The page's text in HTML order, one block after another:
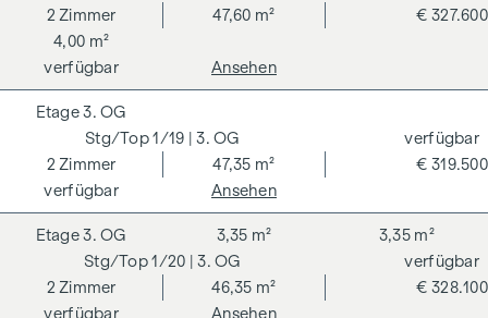
2Zimmer 47,60 m²
4,00 m²
€ 327.600
verfügbar Ansehen
1/19 | 3. OG
3. OG
2Zimmer 47,35 m²
€ 319.500
verfügbar
verfügbar
Ansehen
1/20 | 3. OG
3. OG
2Zimmer 46,35 m²
3,35 m² 3,35 m²
€ 328.100
verfügbar
verfügbar
Ansehen